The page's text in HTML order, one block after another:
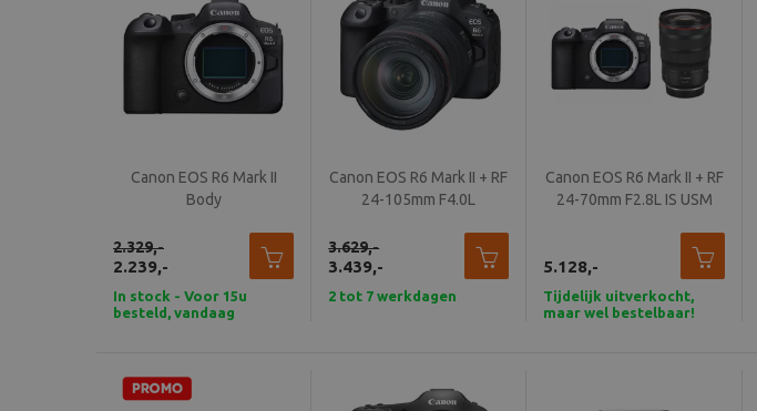
Canon EOS R6 Mark II
Body
2.239,-
2.329,-
In stock - Voor 15u
besteld, vandaag
Canon EOS R6 Mark II + RF
24-105mm F4.0L
3.439,-
3.629,-
2 tot 7 werkdagen
Canon EOS R6 Mark II + RF
24-70mm F2.8L IS USM
5.128,-
Tijdelijk uitverkocht,
maar wel bestelbaar!